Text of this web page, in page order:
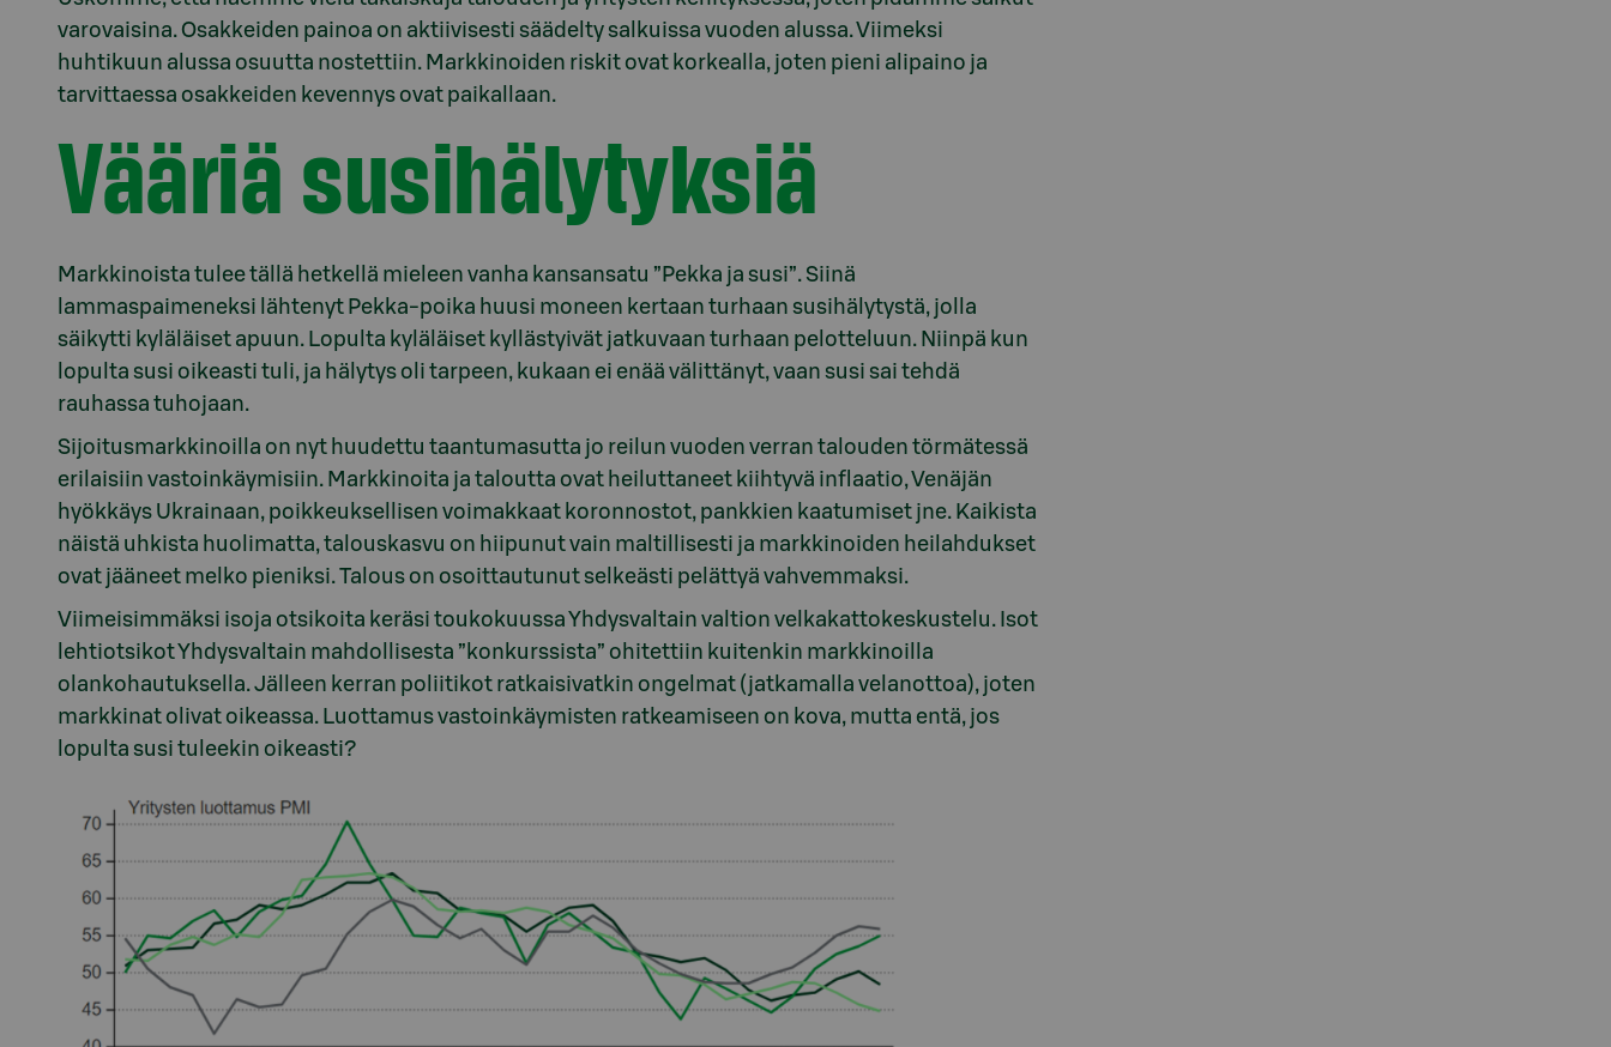
varovaisina. Osakkeiden painoa on aktiivisesti säädelty salkuissa vuoden alussa. Viimeksi
huhtikuun alussa osuutta nostettiin. Markkinoiden riskit ovat korkealla, joten pieni alipaino ja
tarvittaessa osakkeiden kevennys ovat paikallaan.
Vääriä susihälytyksiä
Markkinoista tulee tällä hetkellä mieleen vanha kansansatu ”Pekka ja susi”. Siinä
lammaspaimeneksi lähtenyt Pekka-poika huusi moneen kertaan turhaan susihälytystä, jolla
säikytti kyläläiset apuun. Lopulta kyläläiset kyllästyivät jatkuvaan turhaan pelotteluun. Niinpä kun
lopulta susi oikeasti tuli, ja hälytys oli tarpeen, kukaan ei enää välittänyt, vaan susi sai tehdä
rauhassa tuhojaan.
Sijoitusmarkkinoilla on nyt huudettu taantumasutta jo reilun vuoden verran talouden törmätessä
erilaisiin vastoinkäymisiin. Markkinoita ja taloutta ovat heiluttaneet kiihtyvä inflaatio, Venäjän
hyökkäys Ukrainaan, poikkeuksellisen voimakkaat koronnostot, pankkien kaatumiset jne. Kaikista
näistä uhkista huolimatta, talouskasvu on hiipunut vain maltillisesti ja markkinoiden heilahdukset
ovat jääneet melko pieniksi. Talous on osoittautunut selkeästi pelättyä vahvemmaksi.
Viimeisimmäksi isoja otsikoita keräsi toukokuussa Yhdysvaltain valtion velkakattokeskustelu. Isot
lehtiotsikot Yhdysvaltain mahdollisesta ”konkurssista” ohitettiin kuitenkin markkinoilla
olankohautuksella. Jälleen kerran poliitikot ratkaisivatkin ongelmat (jatkamalla velanottoa), joten
markkinat olivat oikeassa. Luottamus vastoinkäymisten ratkeamiseen on kova, mutta entä, jos
lopulta susi tuleekin oikeasti?